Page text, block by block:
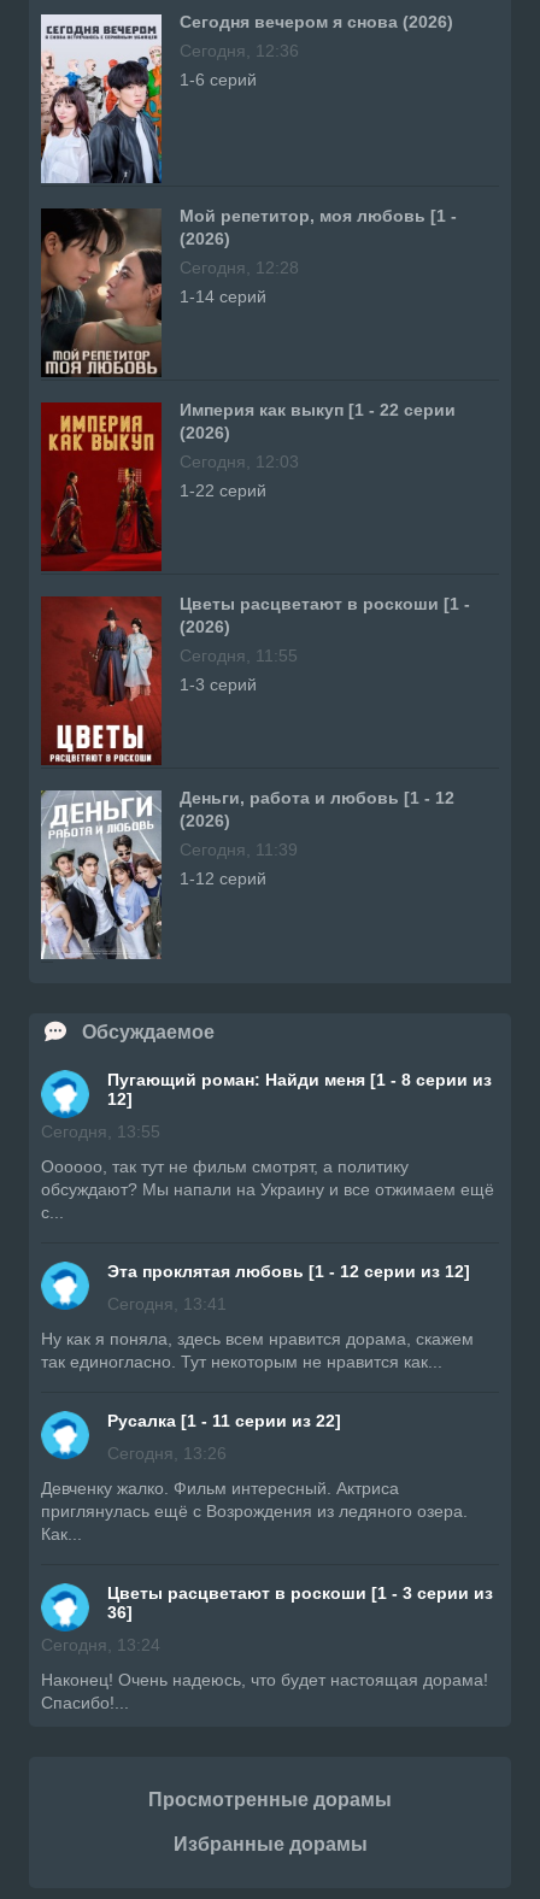
Сегодня вечером я снова (2026)
Сегодня, 12:36
1-6 серий
Мой репетитор, моя любовь [1 -
(2026)
Сегодня, 12:28
1-14 серий
Империя как выкуп [1 - 22 серии
(2026)
Сегодня, 12:03
1-22 серий
Цветы расцветают в роскоши [1 -
(2026)
Сегодня, 11:55
1-3 серий
Деньги, работа и любовь [1 - 12
(2026)
Сегодня, 11:39
1-12 серий
Обсуждаемое
Пугающий роман: Найди меня [1 - 8 серии из
12]
Сегодня, 13:55
Оооооо, так тут не фильм смотрят, а политику
обсуждают? Мы напали на Украину и все отжимаем ещё
с...
Эта проклятая любовь [1 - 12 серии из 12]
Сегодня, 13:41
Ну как я поняла, здесь всем нравится дорама, скажем
так единогласно. Тут некоторым не нравится как...
Русалка [1 - 11 серии из 22]
Сегодня, 13:26
Девченку жалко. Фильм интересный. Актриса
приглянулась ещё с Возрождения из ледяного озера.
Как...
Цветы расцветают в роскоши [1 - 3 серии из
36]
Сегодня, 13:24
Наконец! Очень надеюсь, что будет настоящая дорама!
Спасибо!...
Просмотренные дорамы
Избранные дорамы